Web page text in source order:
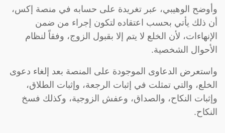
وأوضح الوهيبي، عبر تغريدة على حسابه في منصة إكس،
أن ذلك يأتي بحسب اعتقاده لتكون إجراء من ضمن
الإنهاءات، لأن الخلع لا يتم إلا بقبول الزوج، وفقاً لنظام
الأحوال الشخصية.
واستعرض الدعاوى الموجودة على المنصة بعد إلغاء دعوى
الخلع، والتي تمثلت في إثبات الرجعة، وإثبات الطلاق،
وإثبات النكاح، والصداق، وعفش الزوجية، وكذلك فسخ
النكاح.